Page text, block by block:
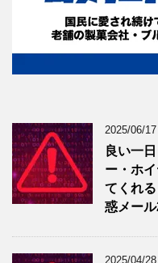
2025/06/17
良い一
ー・ホ
てくれ
惑メー
2025/04/28